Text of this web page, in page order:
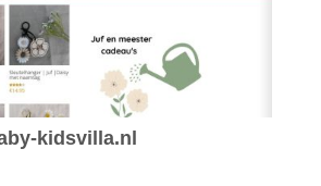
kidsvilla.nl